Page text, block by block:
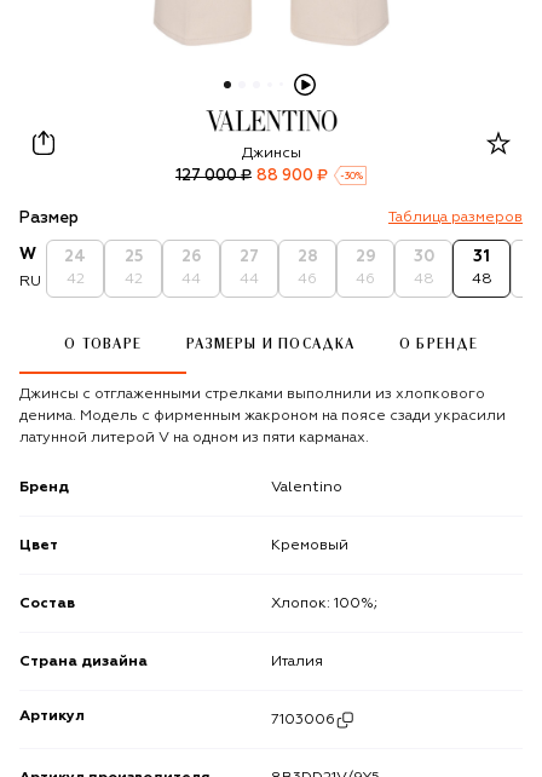
Valentino
Джинсы
127 000 ₽ 88 900 ₽ -30%
Размер Таблица размеров
W
RU
24
42
25
42
26
44
27
44
28
46
29
46
30
48
31
48
О ТОВАРЕ РАЗМЕРЫ И ПОСАДКА О БРЕНДЕ
Джинсы с отглаженными стрелками выполнили из хлопкового
денима. Модель с фирменным жакроном на поясе сзади украсили
латунной литерой V на одном из пяти карманах.
Бренд Valentino
Цвет Кремовый
Состав Хлопок: 100%;
Страна дизайна Италия
Артикул 7103006